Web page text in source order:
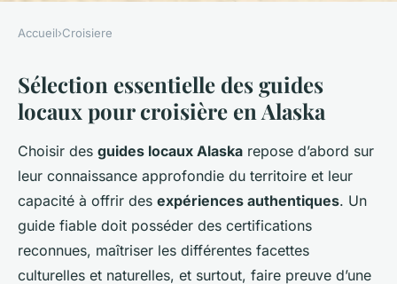
Découvrez l'Essentiel des
Guides Locaux pour une
Croisière Inoubliable en
Alaska
admin •10 mai 2025 6 min de lecture
Accueil›Croisiere
Sélection essentielle des guides
locaux pour croisière en Alaska
Choisir des guides locaux Alaska repose d’abord sur
leur connaissance approfondie du territoire et leur
capacité à offrir des expériences authentiques. Un
guide fiable doit posséder des certifications
reconnues, maîtriser les différentes facettes
culturelles et naturelles, et surtout, faire preuve d’une